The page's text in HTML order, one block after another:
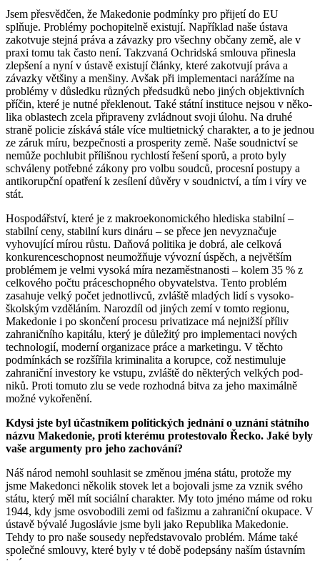
Jsem přesvědčen, že Makedonie podmínky pro přijetí do EU
splňuje. Problémy pochopitelně exis­tují. Napří­klad naše ústava
zakotvuje stejná práva a zá­vazky pro všechny občany země, ale v
praxi tomu tak často není. Takzvaná Ochridská smlouva přinesla
zlep­šení a nyní v ústavě existují články, které za­kotvují práva a
závazky většiny a menšiny. Avšak při implementaci narážíme na
problémy v důsledku různých předsudků nebo jiných objektivních
příčin, které je nutné překlenout. Také státní instituce nejsou v něko­
lika oblastech zcela připraveny zvládnout svoji úlohu. Na druhé
straně policie získává stále více multietnický charakter, a to je jednou
ze záruk míru, bez­pečnosti a prosperity země. Naše soudnictví se
nemůže po­chlubit přílišnou rych­lostí řešení sporů, a proto byly
schváleny po­­třebné zákony pro volbu soudců, procesní postupy a
anti­korupční opatření k ze­sílení důvěry v soud­nictví, a tím i víry ve
stát.
Hospodářství, které je z makroekonomického hlediska stabilní –
stabilní ceny, stabilní kurs dináru – se přece jen nevyznačuje
vyhovující mírou růstu. Daňová politika je dobrá, ale celková
konkurenceschopnost neumožňuje vývozní úspěch, a největším
problémem je velmi vysoká míra nezaměstnanosti – kolem 35 % z
celkového počtu práceschopného obyvatelstva. Tento problém
zasahuje velký počet jednotlivců, zvláště mladých lidí s vyso­ko­
školským vzděláním. Narozdíl od jiných zemí v tomto re­gionu,
Makedonie i po skončení procesu privatizace má nejnižší příliv
zahraničního kapitálu, který je důle­žitý pro implementaci nových
technologií, moderní orga­ni­zace práce a marketingu. V těchto
podmínkách se roz­šířila kriminalita a korupce, což nestimuluje
zahraniční investory ke vstupu, zvláště do některých velkých pod­
niků. Proti tomuto zlu se vede rozhodná bitva za jeho maximálně
možné vykořenění.
Kdysi jste byl účastníkem politických jednání o uznání státního
názvu Makedonie, proti kterému pro­testovalo Řecko. Jaké byly
vaše argumenty pro jeho zachování?
Náš národ nemohl souhlasit se změnou jména státu, protože my
jsme Makedonci několik stovek let a bojovali jsme za vznik svého
státu, který měl mít sociální charakter. My toto jméno máme od roku
1944, kdy jsme osvobo­dili zemi od fašizmu a zahraniční okupace. V
ús­tavě bývalé Jugoslávie jsme byli jako Republika Makedonie.
Tehdy to pro naše sousedy ne­před­stavovalo prob­lém. Máme také
společné smlouvy, které byly v té době podepsány naším ústavním